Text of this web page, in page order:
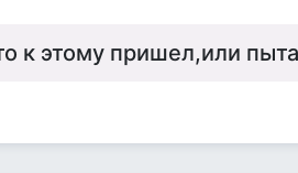
к этому пришел,или